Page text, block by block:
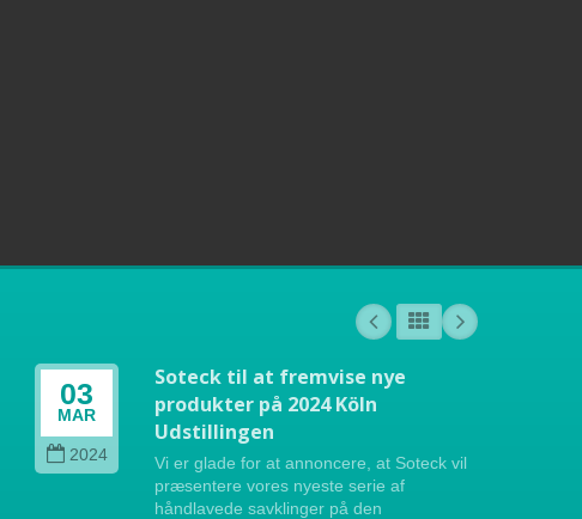
03
MAR
2024
Soteck til at fremvise nye
produkter på 2024 Köln
Udstillingen
Vi er glade for at annoncere, at Soteck vil
præsentere vores nyeste serie af
håndlavede savklinger på den